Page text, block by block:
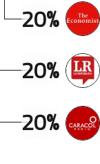
20%
20%
20%